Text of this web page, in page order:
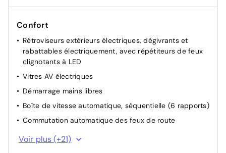
Confort
Rétroviseurs extérieurs électriques, dégivrants et
rabattables électriquement, avec répétiteurs de feux
clignotants à LED
Vitres AV électriques
Démarrage mains libres
Boîte de vitesse automatique, séquentielle (6 rapports)
Commutation automatique des feux de route
Volant avec réglage manuel en hauteur et en
profondeur
Voir plus (+21)